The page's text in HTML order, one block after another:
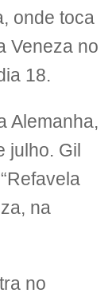
onde toca
Veneza no
18.
Alemanha,
julho. Gil
na
no